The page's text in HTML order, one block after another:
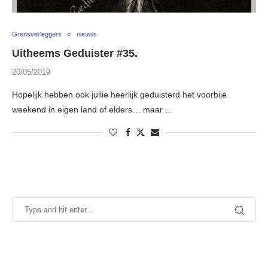
Grensverleggers nieuws
Uitheems Geduister #35.
20/05/2019
Hopelijk hebben ook jullie heerlijk geduisterd het voorbije
weekend in eigen land of elders… maar …